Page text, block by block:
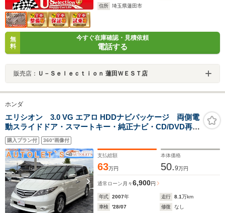
住所
埼玉県蓮田市
無
料
今すぐ在庫確認・見積依頼
電話する
販売店： Ｕ－Ｓｅｌｅｃｔｉｏｎ 蓮田ＷＥＳＴ店
ホンダ
エリシオン 3.0 VG エアロ HDDナビパッケージ 両側電
動スライドドア・スマートキー・純正ナビ・CD/DVD再生
可・バックカメラ・ETC・クルコン・ステリモ・フォグ
ランプ・保証付き
購入プラン付 360°画像付
支払総額
63万円
本体価格
50.9万円
通常ローン 月々6,900円
年式 2007年 走行 8.1万km
車検
'28/07 修復
なし